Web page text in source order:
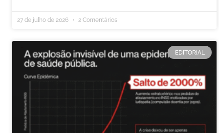
27 de julho de 2026 2 Comentários
EDITORIAL